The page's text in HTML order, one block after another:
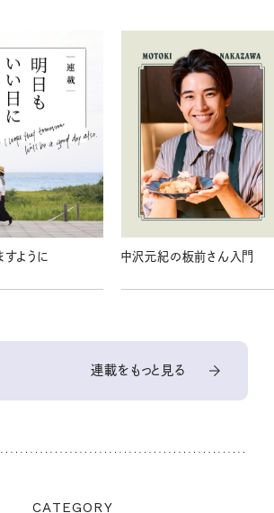
すように 中沢元紀の板前さん入門
連載をもっと見る
CATEGORY